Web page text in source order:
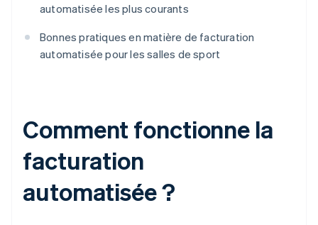
automatisée les plus courants
Bonnes pratiques en matière de facturation
automatisée pour les salles de sport
Comment fonctionne la
facturation
automatisée ?